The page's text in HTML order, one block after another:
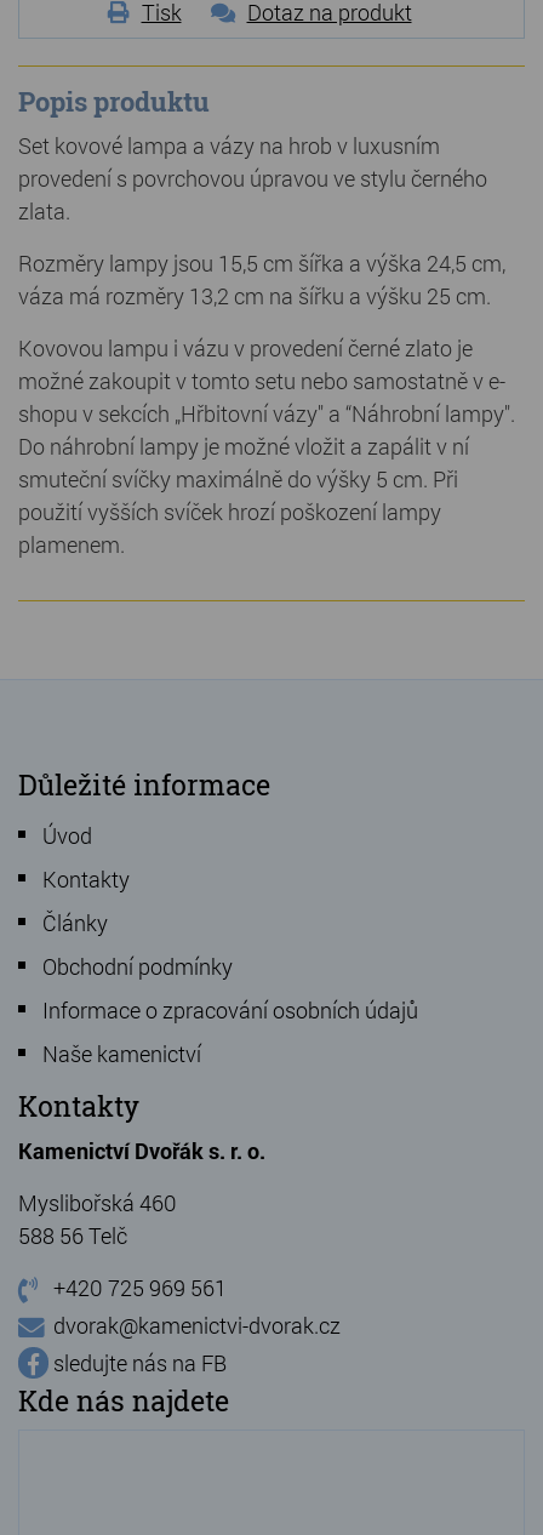
Tisk Dotaz na produkt
Popis produktu
Set kovové lampa a vázy na hrob v luxusním
provedení s povrchovou úpravou ve stylu černého
zlata.
Rozměry lampy jsou 15,5 cm šířka a výška 24,5 cm,
váza má rozměry 13,2 cm na šířku a výšku 25 cm.
Kovovou lampu i vázu v provedení černé zlato je
možné zakoupit v tomto setu nebo samostatně v e-
shopu v sekcích „Hřbitovní vázy" a “Náhrobní lampy".
Do náhrobní lampy je možné vložit a zapálit v ní
smuteční svíčky maximálně do výšky 5 cm. Při
použití vyšších svíček hrozí poškození lampy
plamenem.
Důležité informace
Úvod
Kontakty
Články
Obchodní podmínky
Informace o zpracování osobních údajů
Naše kamenictví
Kontakty
Kamenictví Dvořák s. r. o.
Myslibořská 460
588 56 Telč
+420 725 969 561
dvorak@kamenictvi-dvorak.cz
sledujte nás na FB
Kde nás najdete